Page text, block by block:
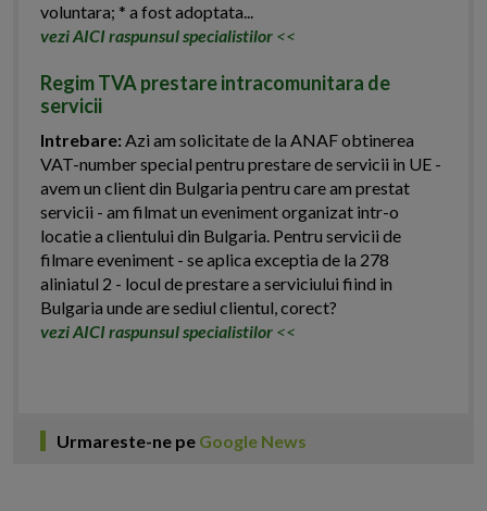
voluntara; * a fost adoptata...
vezi AICI raspunsul specialistilor <<
Regim TVA prestare intracomunitara de
servicii
Intrebare:Azi am solicitate de la ANAF obtinerea
VAT-number special pentru prestare de servicii in UE -
avem un client din Bulgaria pentru care am prestat
servicii - am filmat un eveniment organizat intr-o
locatie a clientului din Bulgaria. Pentru servicii de
filmare eveniment - se aplica exceptia de la 278
aliniatul 2 - locul de prestare a serviciului fiind in
Bulgaria unde are sediul clientul, corect?
vezi AICI raspunsul specialistilor <<
Urmareste-ne pe Google News